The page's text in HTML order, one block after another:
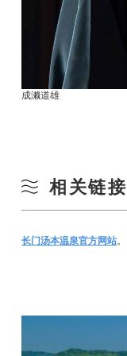
成濑道雄
相关链接
长门汤本温泉官方网站。